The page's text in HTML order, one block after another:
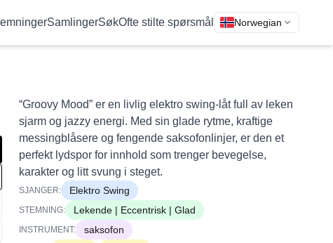
SamlingerSøkOfte stilte spørsmål Norwegian
“Groovy Mood” er en livlig elektro swing-låt full av leken
sjarm og jazzy energi. Med sin glade rytme, kraftige
messingblåsere og fengende saksofonlinjer, er den et
perfekt lydspor for innhold som trenger bevegelse,
karakter og litt svung i steget.
SJANGER: Elektro Swing
STEMNING: Lekende | Eccentrisk | Glad
INSTRUMENT: saksofon